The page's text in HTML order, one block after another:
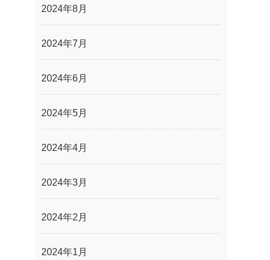
2024年8月
2024年7月
2024年6月
2024年5月
2024年4月
2024年3月
2024年2月
2024年1月